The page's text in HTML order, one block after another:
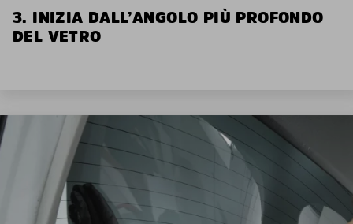
3. INIZIA DALL’ANGOLO PIÙ PROFONDO
DEL VETRO